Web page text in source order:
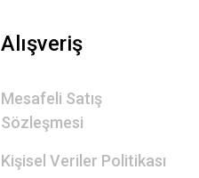
Alışveriş
Mesafeli Satış
Sözleşmesi
Kişisel Veriler Politikası